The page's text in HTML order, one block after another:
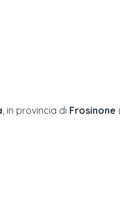
, in provincia di Frosinone